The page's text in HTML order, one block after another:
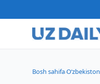
Bosh sahifa›O‘zbekiston